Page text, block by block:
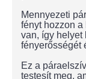
Mennyezeti
fényt hozzon
van, így helyet
fényerősségét
Ez a
testesít meg,